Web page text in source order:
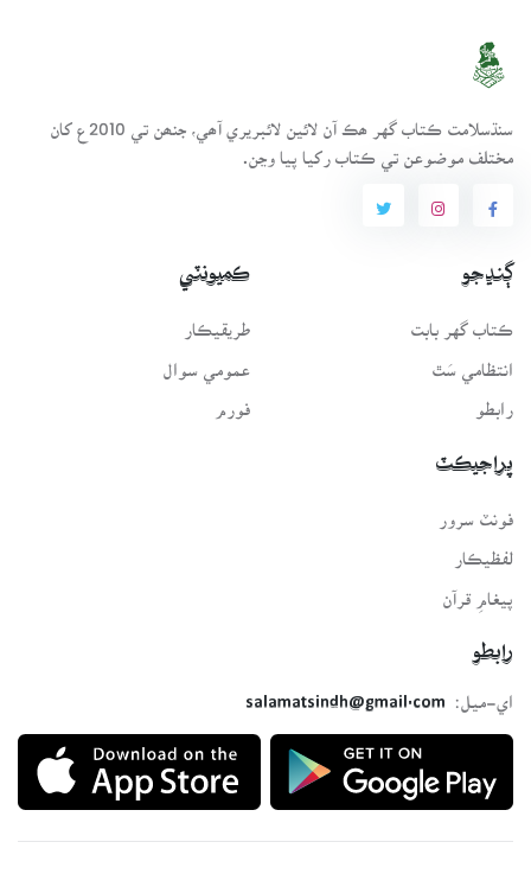
سنڌسلامت ڪتاب گهر ھڪ آن لائين لائبريري آھي، جنھن تي 2010ع کان
مختلف موضوعن تي ڪتاب رکيا پيا وڃن.
ڳنڍجو
ڪتاب گهر بابت
انتظامي سَٿ
رابطو
ڪميونٽي
طريقيڪار
عمومي سوال
فورم
پراجيڪٽ
لفظيڪار
پيغامِ قرآن
رابطو
اي-ميل:
salamatsindh@gmail.com